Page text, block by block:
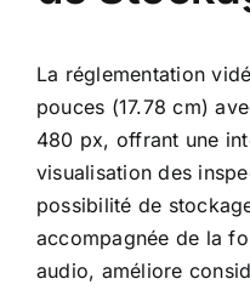
La réglementation
pouces (17.78 cm)
480 px, offrant une
visualisation des
possibilité de
accompagnée de la
audio, améliore